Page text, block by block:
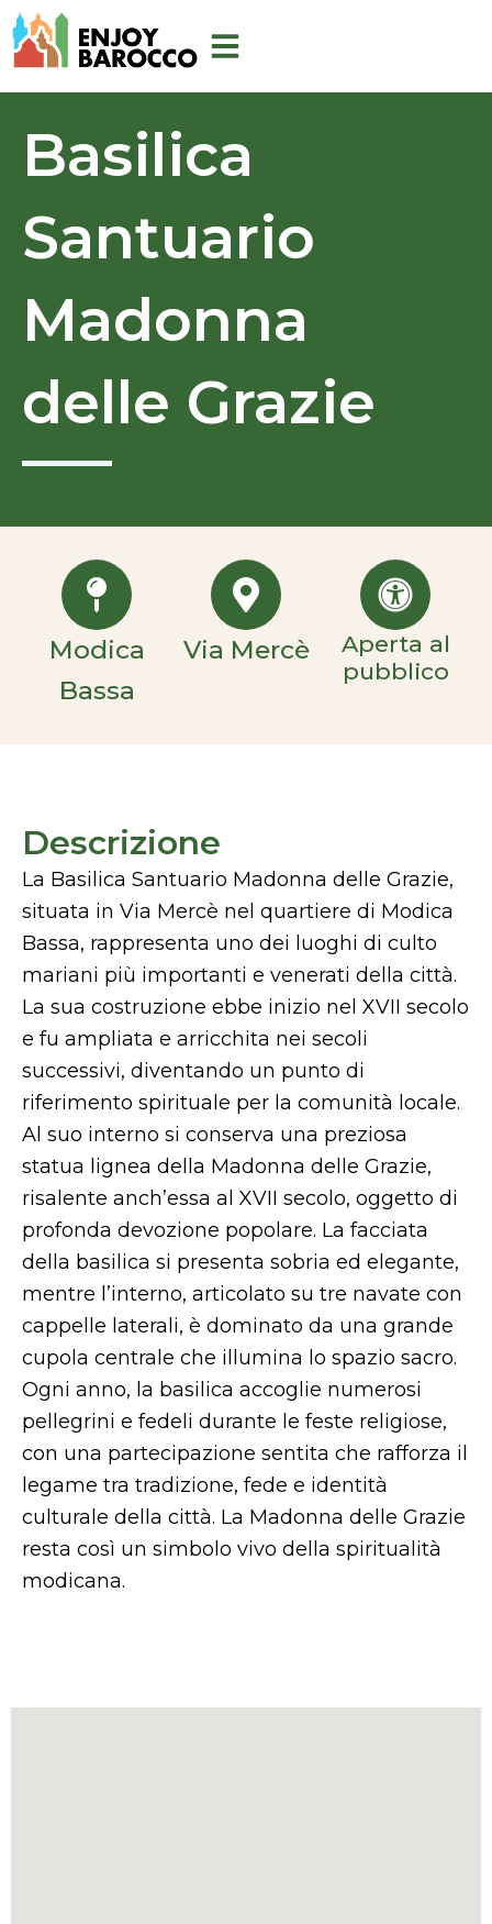
Vai
al
Basilica
Santuario
Madonna
delle Grazie
Modica
Bassa
Via Mercè
Aperta al
pubblico
Descrizione
La Basilica Santuario Madonna delle Grazie,
situata in Via Mercè nel quartiere di Modica
Bassa, rappresenta uno dei luoghi di culto
mariani più importanti e venerati della città.
La sua costruzione ebbe inizio nel XVII secolo
e fu ampliata e arricchita nei secoli
successivi, diventando un punto di
riferimento spirituale per la comunità locale.
Al suo interno si conserva una preziosa
statua lignea della Madonna delle Grazie,
risalente anch’essa al XVII secolo, oggetto di
profonda devozione popolare. La facciata
della basilica si presenta sobria ed elegante,
mentre l’interno, articolato su tre navate con
cappelle laterali, è dominato da una grande
cupola centrale che illumina lo spazio sacro.
Ogni anno, la basilica accoglie numerosi
pellegrini e fedeli durante le feste religiose,
con una partecipazione sentita che rafforza il
legame tra tradizione, fede e identità
culturale della città. La Madonna delle Grazie
resta così un simbolo vivo della spiritualità
modicana.